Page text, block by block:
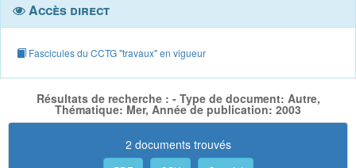
Accès direct
Fascicules du CCTG "travaux" en vigueur
Résultats de recherche : - Type de document: Autre,
Thématique: Mer, Année de publication: 2003
2 documents trouvés